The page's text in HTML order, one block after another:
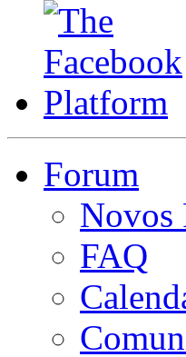
Forum
Novos
FAQ